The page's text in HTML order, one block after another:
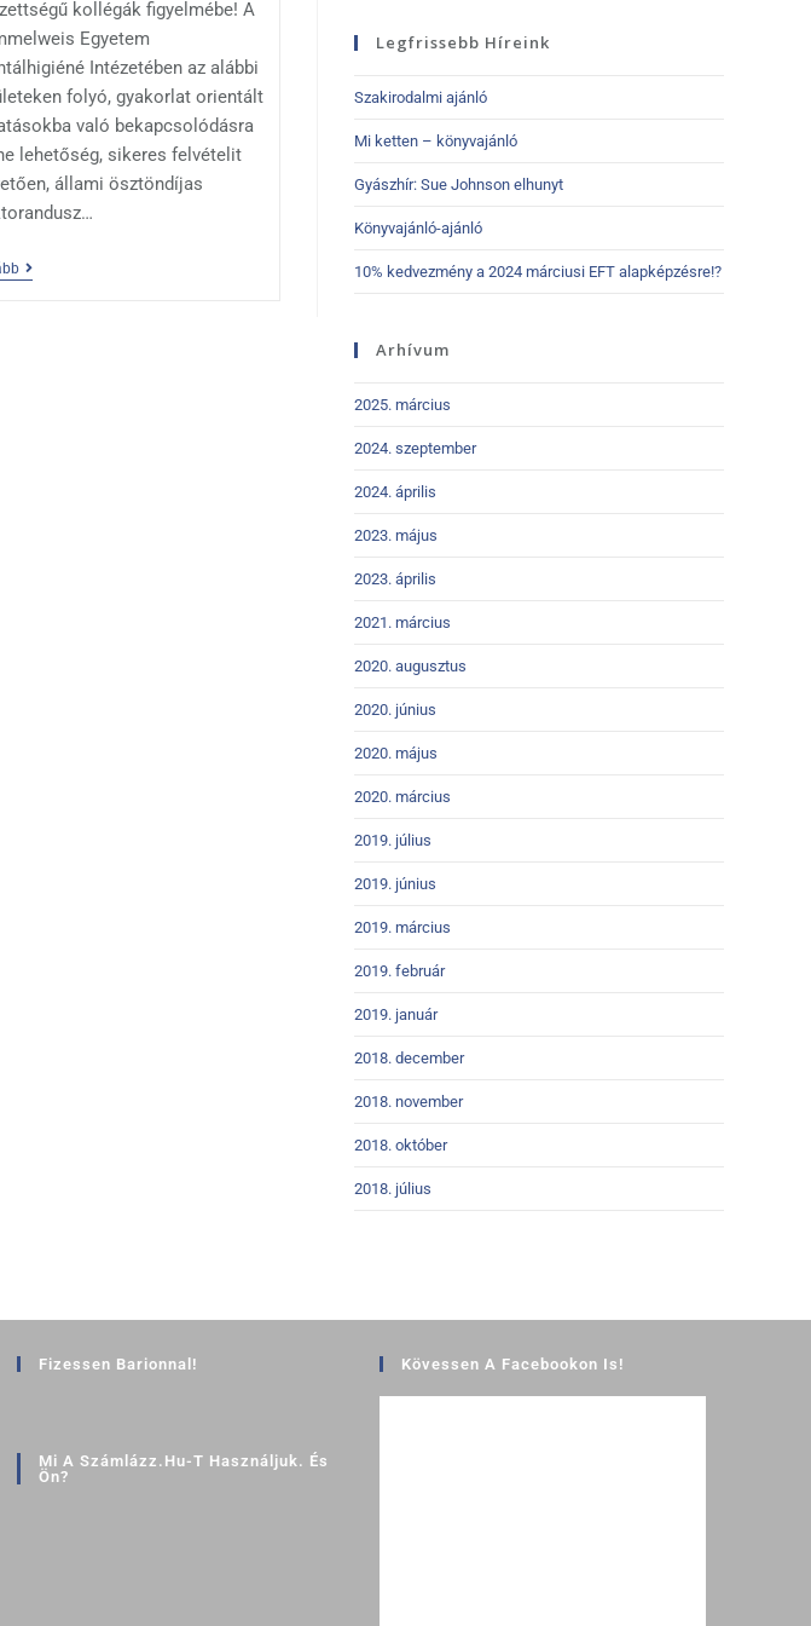
kollégák figyelmébe! A
Egyetem
Intézetében az alábbi
folyó, gyakorlat orientált
való bekapcsolódásra
lehetőség, sikeres felvételit
állami ösztöndíjas
Legfrissebb Híreink
Szakirodalmi ajánló
Mi ketten – könyvajánló
Gyászhír: Sue Johnson elhunyt
Könyvajánló-ajánló
10% kedvezmény a 2024 márciusi EFT alapképzésre!?
Arhívum
2025. március
2024. szeptember
2024. április
2023. május
2023. április
2021. március
2020. augusztus
2020. június
2020. május
2020. március
2019. július
2019. június
2019. március
2019. február
2019. január
2018. december
2018. november
2018. október
2018. július
Fizessen Barionnal!
Mi A Számlázz.hu-T Használjuk. És
Ön?
Kövessen A Facebookon Is!